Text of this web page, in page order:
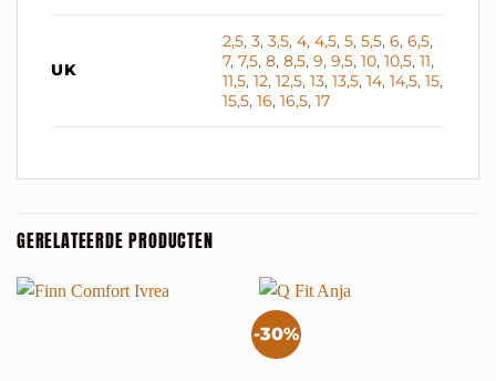
UK
2,5,3,3,5,4,4,5,5,5,5,6,6,5,
7,7,5,8,8,5,9,9,5,10,10,5,11,
11,5,12,12,5,13,13,5,14,14,5,15,
15,5,16,16,5,17
GERELATEERDE PRODUCTEN
-30%